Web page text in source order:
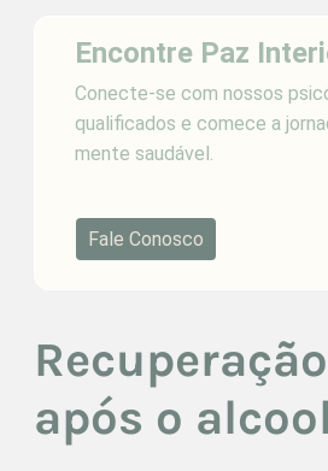
Encontre Paz
Conecte-se com nossos
qualificados e comece a
mente saudável.
Fale Conosco
após o